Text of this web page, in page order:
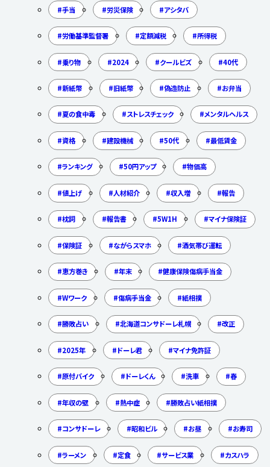
手当 労災保険 アシタバ
労働基準監督署 定額減税 所得税
乗り物 2024 クールビズ 40代
新紙幣 旧紙幣 偽造防止 お弁当
夏の食中毒 ストレスチェック メンタルヘルス
資格 建設機械 50代 最低賃金
ランキング 50円アップ 物価高
値上げ 人材紹介 収入増 報告
枕詞 報告書 5W1H マイナ保険証
保険証 ながらスマホ 酒気帯び運転
恵方巻き 年末 健康保険傷病手当金
Wワーク 傷病手当金 紙相撲
勝敗占い 北海道コンサドーレ札幌 改正
2025年 ドーレ君 マイナ免許証
原付バイク ドーレくん 洗車 春
年収の壁 熱中症 勝敗占い紙相撲
コンサドーレ 昭和ビル お昼 お寿司
ラーメン 定食 サービス業 カスハラ